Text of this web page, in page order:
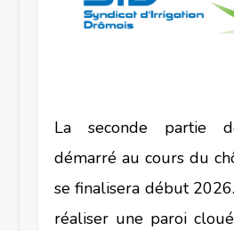
La seconde partie
démarré au cours du
se finalisera début
réaliser une paroi